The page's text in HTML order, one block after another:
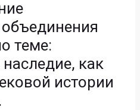
теме:
как
истории